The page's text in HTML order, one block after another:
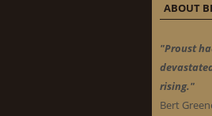
ABOUT
"Proust
rising."
Bert